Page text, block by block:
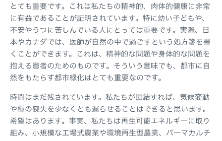
とても重要です。これは私たちの精神的、肉体的健康に非常
に有益であることが証明されています。特に幼い子どもや、
不安やうつに苦しんでいる人にとっては重要です。実際、日
本やカナダでは、医師が自然の中で過ごすという処方箋を書
くことができます。これは、精神的な問題や身体的な問題を
抱える患者のためのものです。そういう意味でも、都市に自
然をもたらす都市緑化はとても重要なのです。
時間はまだ残されています。私たちが団結すれば、気候変動
や種の喪失を少なくとも遅らせることはできると思います。
希望はあります。事実、私たちは再生可能エネルギーに取り
組み、小規模な工場式農業や環境再生型農業、パーマカルチ